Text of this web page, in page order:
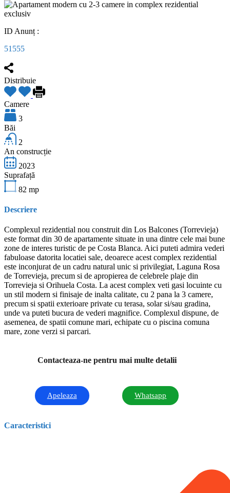
ID Anunț :
51555
Distribuie
Camere
3
Băi
2
An construcție
2023
Suprafață
82 mp
Descriere
Complexul rezidential nou construit din Los Balcones (Torrevieja)
este format din 30 de apartamente situate in una dintre cele mai bune
zone de interes turistic de pe Costa Blanca. Aici puteti admira vederi
fabuloase datorita locatiei sale, deoarece acest complex rezidential
este inconjurat de un cadru natural unic si privilegiat, Laguna Rosa
de Torrevieja, precum si de apropierea de celebrele plaje din
Torrevieja si Orihuela Costa. La acest complex veti gasi locuinte cu
un stil modern si finisaje de inalta calitate, cu 2 pana la 3 camere,
precum si spatii exterioare private cu terasa, solar si/sau gradina,
unde va puteti bucura de vederi magnifice. Complexul dispune, de
asemenea, de spatii comune mari, echipate cu o piscina comuna
mare, zone verzi si parcari.
Contacteaza-ne pentru mai multe detalii
Apeleaza Whatsapp
Caracteristici